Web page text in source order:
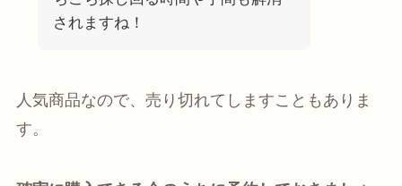
されますね！
人気商品なので、売り切れてしますこともありま
す。